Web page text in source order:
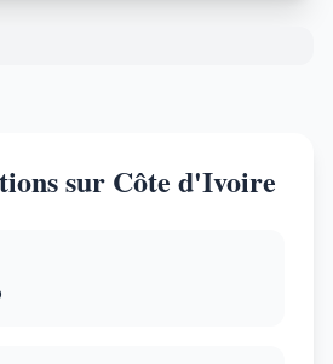
sur Côte d'Ivoire